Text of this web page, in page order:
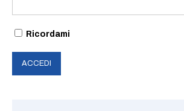
Ricordami